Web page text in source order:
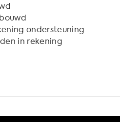
ondersteuning
in rekening